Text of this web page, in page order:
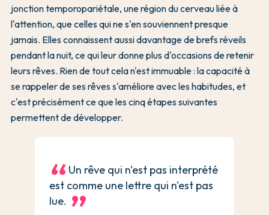
jonction temporopariétale, une région du cerveau liée à
l'attention, que celles qui ne s'en souviennent presque
jamais. Elles connaissent aussi davantage de brefs réveils
pendant la nuit, ce qui leur donne plus d'occasions de retenir
leurs rêves. Rien de tout cela n'est immuable : la capacité à
se rappeler de ses rêves s'améliore avec les habitudes, et
c'est précisément ce que les cinq étapes suivantes
permettent de développer.
Un rêve qui n'est pas interprété
est comme une lettre qui n'est pas
lue.